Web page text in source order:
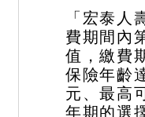
「宏泰
費期間內
值，繳費
保險年齡
元、最高
年期的選